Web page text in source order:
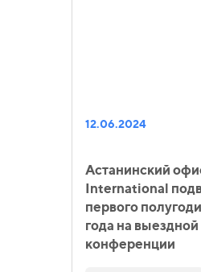
12.06.2024
Астанинский
International
первого
года на выездной
конференции